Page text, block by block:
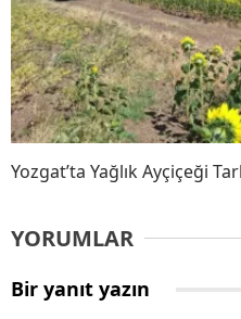
Yozgat’ta Yağlık Ayçiçeği
YORUMLAR
Bir yanıt yazın